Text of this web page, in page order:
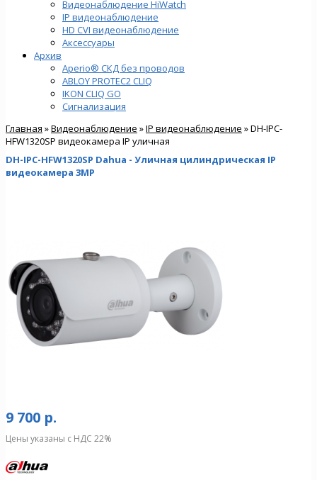
Видеонаблюдение HiWatch
IP видеонаблюдение
HD CVI видеонаблюдение
Аксессуары
Архив
Aperio® СКД без проводов
ABLOY PROTEC2 CLIQ
IKON CLIQ GO
Сигнализация
Главная »Видеонаблюдение »IP видеонаблюдение » DH-IPC-
HFW1320SP видеокамера IP уличная
DH-IPC-HFW1320SP Dahua - Уличная цилиндрическая IP
видеокамера 3MP
9 700 р.
Цены указаны с НДС 22%